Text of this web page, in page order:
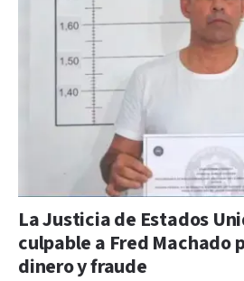
La Justicia de Estados
culpable a Fred Machado
dinero y fraude